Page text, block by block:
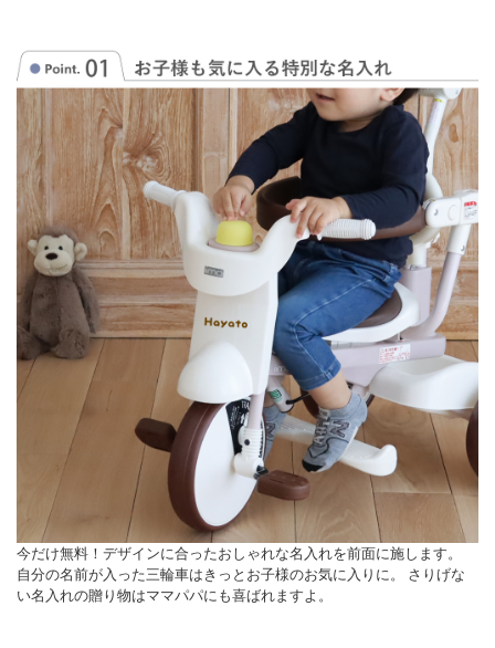
今だけ無料！デザインに合ったおしゃれな名入れを前面に施します。
自分の名前が入った三輪車はきっとお子様のお気に入りに。 さりげな
い名入れの贈り物はママパパにも喜ばれますよ。